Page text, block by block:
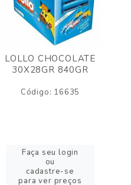
LOLLO CHOCOLATE
30X28GR 840GR
Código: 16635
Faça seu login
ou
cadastre-se
para ver preços